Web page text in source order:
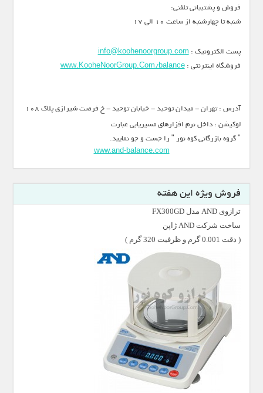
فروش و پشتیبانی تلفنی:
شنبه تا چهارشنبه از ساعت 10 الی 17
پست الکترونیک : info@koohenoorgroup.com
فروشگاه اینترنتی :www.KooheNoorGroup.Com/balance
آدرس : تهران - میدان توحید - خیابان توحید - خ فرصت شیرازی پلاک 108
لوکیشن : داخل نرم افزارهای مسیریابی عبارت
" گروه بازرگانی کوه نور " را جست و جو نمایید.
www.and-balance.com
فروش ویژه این هفته
ترازوی AND مدل FX300GD
ساخت شرکت AND ژاپن
( دقت 0.001 گرم و ظرفیت 320 گرم )